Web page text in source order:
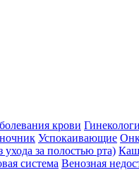
крови
Успокаивающие
ухода за полостью рта)
система Венозная